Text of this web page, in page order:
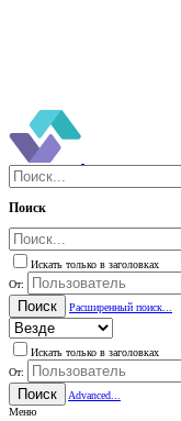
Поиск
Искать только в заголовках
От:
Поиск Расширенный поиск...
Искать только в заголовках
От:
Поиск
Advanced...
Меню